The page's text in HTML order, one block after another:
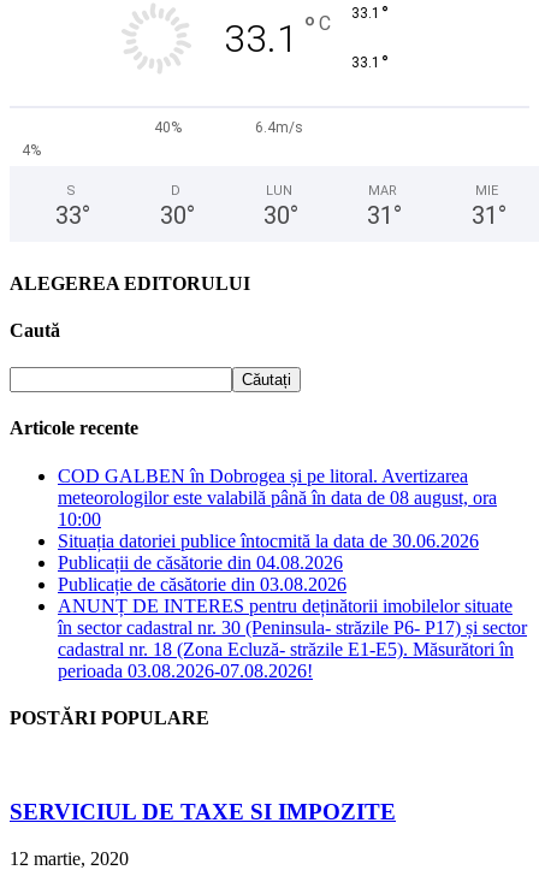
33.1 ° C 33.1 °
33.1 °
40%
6.4m/s
4%
S
33°
D
30°
LUN
30°
MAR
31 °
MIE
31 °
ALEGEREA EDITORULUI
Caută
Articole recente
COD GALBEN în Dobrogea și pe litoral. Avertizarea
meteorologilor este valabilă până în data de 08 august, ora
10:00
Situația datoriei publice întocmită la data de 30.06.2026
Publicații de căsătorie din 04.08.2026
Publicație de căsătorie din 03.08.2026
ANUNȚ DE INTERES pentru deținătorii imobilelor situate
în sector cadastral nr. 30 (Peninsula- străzile P6- P17) și sector
cadastral nr. 18 (Zona Ecluză- străzile E1-E5). Măsurători în
perioada 03.08.2026-07.08.2026!
POSTĂRI POPULARE
SERVICIUL DE TAXE SI IMPOZITE
12 martie, 2020